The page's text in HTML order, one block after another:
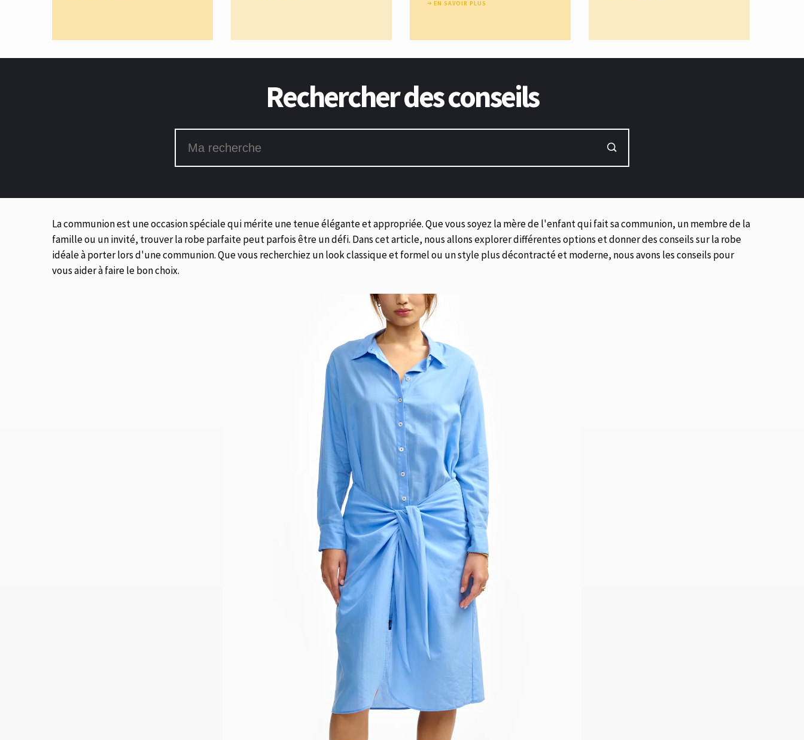
La communion est une occasion spéciale qui mérite une tenue élégante et appropriée. Que vous soyez la mère de l'enfant qui fait sa communion, un membre de la
famille ou un invité, trouver la robe parfaite peut parfois être un défi. Dans cet article, nous allons explorer différentes options et donner des conseils sur la robe
idéale à porter lors d'une communion. Que vous recherchiez un look classique et formel ou un style plus décontracté et moderne, nous avons les conseils pour
vous aider à faire le bon choix.
EN SAVOIR PLUS
Rechercher des conseils